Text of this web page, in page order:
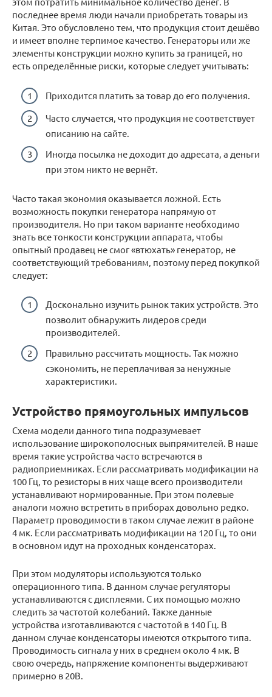
последнее время люди начали приобретать товары из
Китая. Это обусловлено тем, что продукция стоит дешёво
и имеет вполне терпимое качество. Генераторы или же
элементы конструкции можно купить за границей, но
есть определённые риски, которые следует учитывать:
Приходится платить за товар до его получения.
Часто случается, что продукция не соответствует
описанию на сайте.
Иногда посылка не доходит до адресата, а деньги
при этом никто не вернёт.
Часто такая экономия оказывается ложной. Есть
возможность покупки генератора напрямую от
производителя. Но при таком варианте необходимо
знать все тонкости конструкции аппарата, чтобы
опытный продавец не смог «втюхать» генератор, не
соответствующий требованиям, поэтому перед покупкой
следует:
Досконально изучить рынок таких устройств. Это
позволит обнаружить лидеров среди
производителей.
Правильно рассчитать мощность. Так можно
сэкономить, не переплачивая за ненужные
характеристики.
Устройство прямоугольных импульсов
Схема модели данного типа подразумевает
использование широкополосных выпрямителей. В наше
время такие устройства часто встречаются в
радиоприемниках. Если рассматривать модификации на
100 Гц, то резисторы в них чаще всего производители
устанавливают нормированные. При этом полевые
аналоги можно встретить в приборах довольно редко.
Параметр проводимости в таком случае лежит в районе
4 мк. Если рассматривать модификации на 120 Гц, то они
в основном идут на проходных конденсаторах.
При этом модуляторы используются только
операционного типа. В данном случае регуляторы
устанавливаются с дисплеями. С их помощью можно
следить за частотой колебаний. Также данные
устройства изготавливаются с частотой в 140 Гц. В
данном случае конденсаторы имеются открытого типа.
Проводимость сигнала у них в среднем около 4 мк. В
свою очередь, напряжение компоненты выдерживают
примерно в 20В.